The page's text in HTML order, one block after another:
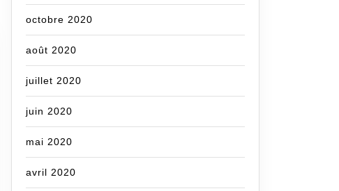
octobre 2020
août 2020
juillet 2020
juin 2020
mai 2020
avril 2020